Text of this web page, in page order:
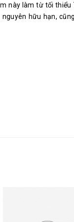
này làm từ tối thiểu
hữu hạn,